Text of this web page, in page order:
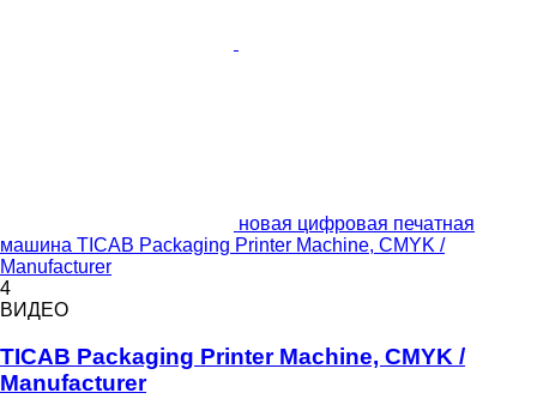
новая цифровая печатная
машина TICAB Packaging Printer Machine, CMYK /
Manufacturer
4
ВИДЕО
TICAB Packaging Printer Machine, CMYK /
Manufacturer